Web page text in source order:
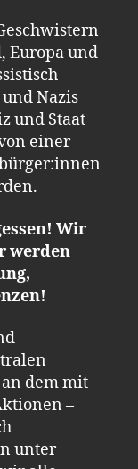
Europa und
Nazis
und Staat
einer
Wir
werden
an dem mit
–
unter